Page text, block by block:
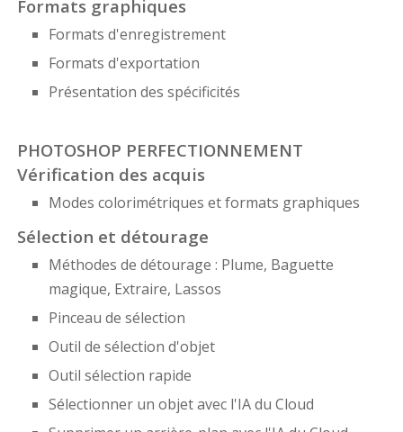
Formats graphiques
Formats d'enregistrement
Formats d'exportation
Présentation des spécificités
PHOTOSHOP PERFECTIONNEMENT
Vérification des acquis
Modes colorimétriques et formats graphiques
Sélection et détourage
Méthodes de détourage : Plume, Baguette
magique, Extraire, Lassos
Pinceau de sélection
Outil de sélection d'objet
Outil sélection rapide
Sélectionner un objet avec l'IA du Cloud